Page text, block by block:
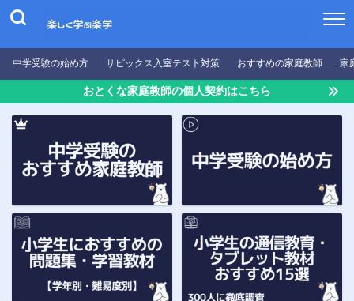
中学受験の始め方 サピックス入室テスト対策 おすすめの家庭教師 家
おとくな家庭教師の個人契約はこちら